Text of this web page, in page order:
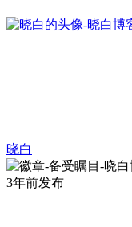
晓白
3年前发布